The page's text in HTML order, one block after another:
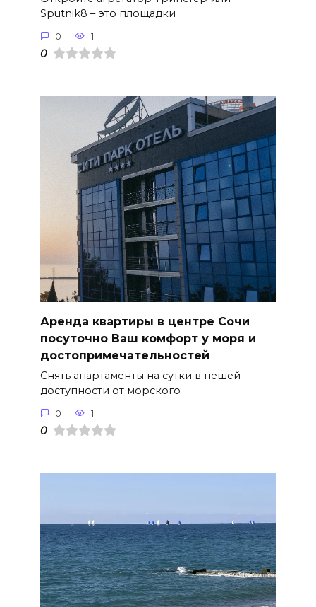
Sputnik8 – это площадки
0 1
0
Аренда квартиры в центре Сочи
посуточно Ваш комфорт у моря и
достопримечательностей
Снять апартаменты на сутки в пешей
доступности от морского
0 1
0